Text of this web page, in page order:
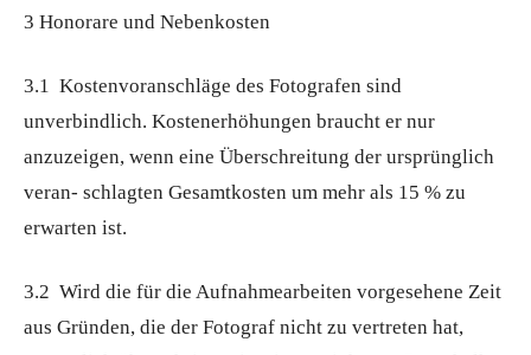
3 Honorare und Nebenkosten
3.1 Kostenvoranschläge des Fotografen sind
unverbindlich. Kostenerhöhungen braucht er nur
anzuzeigen, wenn eine Überschreitung der ursprünglich
veran- schlagten Gesamtkosten um mehr als 15 % zu
erwarten ist.
3.2 Wird die für die Aufnahmearbeiten vorgesehene Zeit
aus Gründen, die der Fotograf nicht zu vertreten hat,